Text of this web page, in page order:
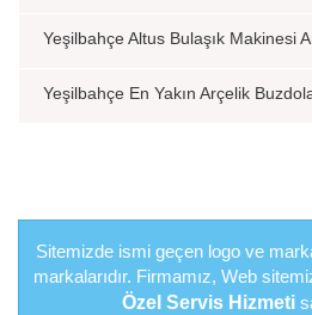
Yeşilbahçe Altus Bulaşık Makinesi
Yeşilbahçe En Yakın Arçelik
Sitemizde ismi geçen logo ve
markalarıdır. Firmamız, Web
Özel Servis Hizmeti